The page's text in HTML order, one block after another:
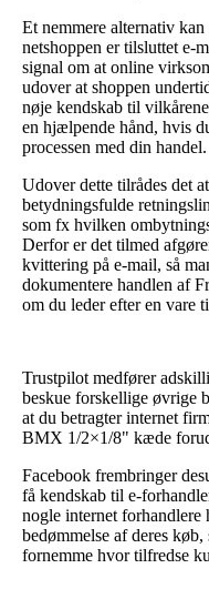
Et nemmere alternativ
netshoppen er tilsluttet e-
signal om at online
udover at shoppen
nøje kendskab til
en hjælpende hånd, hvis
processen med din handel.
Udover dette tilrådes det
betydningsfulde
som fx hvilken
Derfor er det tilmed
kvittering på e-mail, så
dokumentere handlen af
om du leder efter en vare
Trustpilot medfører
beskue forskellige øvrige
at du betragter internet
BMX 1/2×1/8" kæde
Facebook frembringer
få kendskab til e-
nogle internet
bedømmelse af deres
fornemme hvor tilfredse